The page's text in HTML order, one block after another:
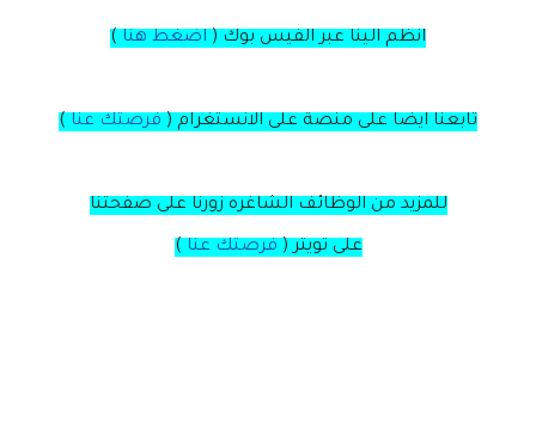
انظم الينا عبر الفيس بوك ( اضغط هنا )
تابعنا ايضا على منصة على الانستغرام ( فرصتك عنا )
للمزيد من الوظائف الشاغره زورنا على صفحتنا
على تويتر( فرصتك عنا )